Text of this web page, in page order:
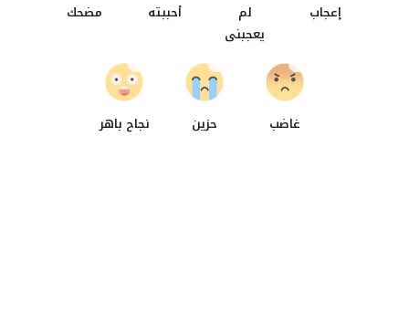
إعجاب
لم
يعجبنى
أحببته مضحك
غاضب
0
حزين نجاح باهر